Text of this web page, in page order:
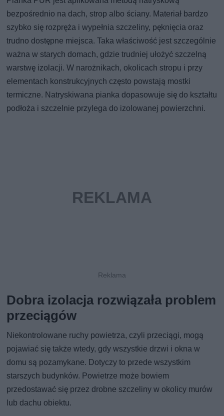
bezpośrednio na dach, strop albo ściany. Materiał bardzo
szybko się rozpręża i wypełnia szczeliny, pęknięcia oraz
trudno dostępne miejsca. Taka właściwość jest szczególnie
ważna w starych domach, gdzie trudniej ułożyć szczelną
warstwę izolacji. W narożnikach, okolicach stropu i przy
elementach konstrukcyjnych często powstają mostki
termiczne. Natryskiwana pianka dopasowuje się do kształtu
podłoża i szczelnie przylega do izolowanej powierzchni.
Dobra izolacja rozwiązała problem
przeciągów
Niekontrolowane ruchy powietrza, czyli przeciągi, mogą
pojawiać się także wtedy, gdy wszystkie drzwi i okna w
domu są pozamykane. Dotyczy to przede wszystkim
starszych budynków. Powietrze może bowiem
przedostawać się przez drobne szczeliny w okolicy murów
lub dachu obiektu.